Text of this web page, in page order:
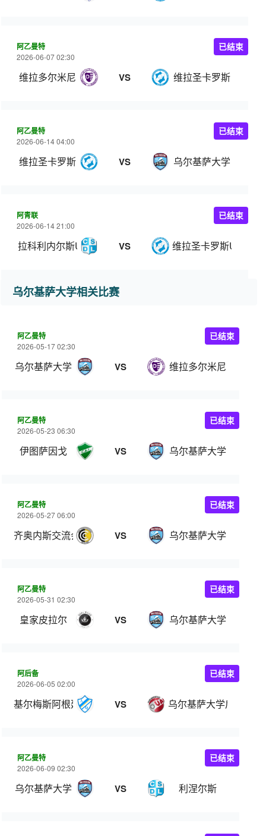
阿乙曼特
2026-06-07 02:30
维拉多尔米尼 VS 维拉圣卡罗斯
已结束
阿乙曼特
2026-06-14 04:00
维拉圣卡罗斯 VS 乌尔基萨大学
已结束
阿青联
2026-06-14 21:00
拉科利内尔斯U20 VS 维拉圣卡罗斯U20
已结束
乌尔基萨大学相关比赛
阿乙曼特
2026-05-17 02:30
乌尔基萨大学 VS 维拉多尔米尼
已结束
阿乙曼特
2026-05-23 06:30
伊图萨因戈 VS 乌尔基萨大学
已结束
阿乙曼特
2026-05-27 06:00
齐奥内斯交流会 VS 乌尔基萨大学
已结束
阿乙曼特
2026-05-31 02:30
皇家皮拉尔 VS 乌尔基萨大学
已结束
阿后备
2026-06-05 02:00
基尔梅斯阿根廷后备队 VS 乌尔基萨大学后备队
已结束
阿乙曼特
2026-06-09 02:30
乌尔基萨大学 VS 利涅尔斯
已结束